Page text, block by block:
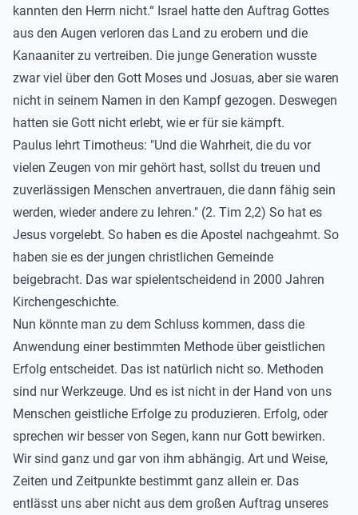
kannten den Herrn nicht.“ Israel hatte den Auftrag Gottes
aus den Augen verloren das Land zu erobern und die
Kanaaniter zu vertreiben. Die junge Generation wusste
zwar viel über den Gott Moses und Josuas, aber sie waren
nicht in seinem Namen in den Kampf gezogen. Deswegen
hatten sie Gott nicht erlebt, wie er für sie kämpft.
Paulus lehrt Timotheus: "Und die Wahrheit, die du vor
vielen Zeugen von mir gehört hast, sollst du treuen und
zuverlässigen Menschen anvertrauen, die dann fähig sein
werden, wieder andere zu lehren." (2. Tim 2,2) So hat es
Jesus vorgelebt. So haben es die Apostel nachgeahmt. So
haben sie es der jungen christlichen Gemeinde
beigebracht. Das war spielentscheidend in 2000 Jahren
Kirchengeschichte.
Nun könnte man zu dem Schluss kommen, dass die
Anwendung einer bestimmten Methode über geistlichen
Erfolg entscheidet. Das ist natürlich nicht so. Methoden
sind nur Werkzeuge. Und es ist nicht in der Hand von uns
Menschen geistliche Erfolge zu produzieren. Erfolg, oder
sprechen wir besser von Segen, kann nur Gott bewirken.
Wir sind ganz und gar von ihm abhängig. Art und Weise,
Zeiten und Zeitpunkte bestimmt ganz allein er. Das
entlässt uns aber nicht aus dem großen Auftrag unseres